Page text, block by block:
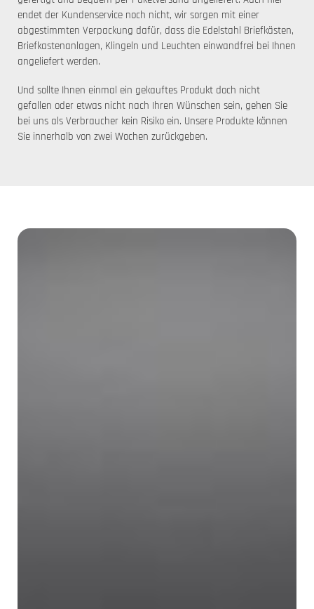
endet der Kundenservice noch nicht, wir sorgen mit einer
abgestimmten Verpackung dafür, dass die Edelstahl Briefkästen,
Briefkastenanlagen, Klingeln und Leuchten einwandfrei bei Ihnen
angeliefert werden.
Und sollte Ihnen einmal ein gekauftes Produkt doch nicht
gefallen oder etwas nicht nach Ihren Wünschen sein, gehen Sie
bei uns als Verbraucher kein Risiko ein. Unsere Produkte können
Sie innerhalb von zwei Wochen zurückgeben.